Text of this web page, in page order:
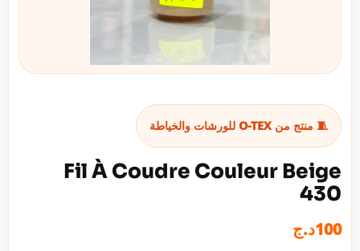
🧵 منتج من O-TEX للورشات والخياطة
Fil À Coudre Couleur Beige
430
100د.ج